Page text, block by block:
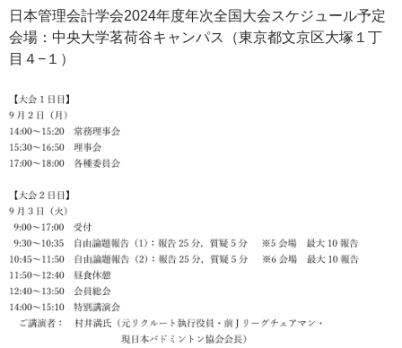
日本管理会計学会2024年度年次全国大会スケジュール予定
会場：中央大学茗荷谷キャンパス（東京都文京区大塚１丁
目４−１）